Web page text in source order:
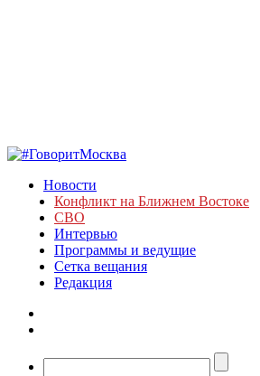
Новости
Конфликт на Ближнем Востоке
СВО
Интервью
Программы и ведущие
Сетка вещания
Редакция